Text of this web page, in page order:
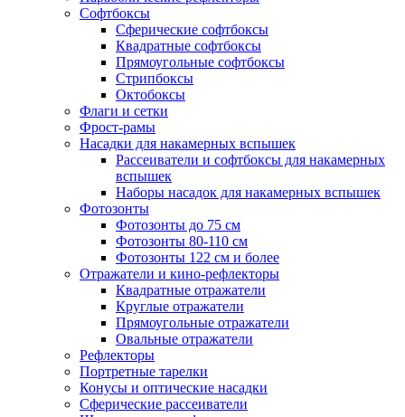
Софтбоксы
Сферические софтбоксы
Квадратные софтбоксы
Прямоугольные софтбоксы
Стрипбоксы
Октобоксы
Флаги и сетки
Фрост-рамы
Насадки для накамерных вспышек
Рассеиватели и софтбоксы для накамерных
вспышек
Наборы насадок для накамерных вспышек
Фотозонты
Фотозонты до 75 см
Фотозонты 80-110 см
Фотозонты 122 см и более
Отражатели и кино-рефлекторы
Квадратные отражатели
Круглые отражатели
Прямоугольные отражатели
Овальные отражатели
Рефлекторы
Портретные тарелки
Конусы и оптические насадки
Сферические рассеиватели